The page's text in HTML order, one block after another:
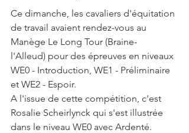
Ce dimanche, les cavaliers d'équitation
de travail avaient rendez-vous au
Manège Le Long Tour (Braine-
l'Alleud) pour des épreuves en niveaux
WE0 - Introduction, WE1 - Préliminaire
et WE2 - Espoir.
A l'issue de cette compétition, c'est
Rosalie Scheirlynck qui s'est illustrée
dans le niveau WE0 avec Ardenté.